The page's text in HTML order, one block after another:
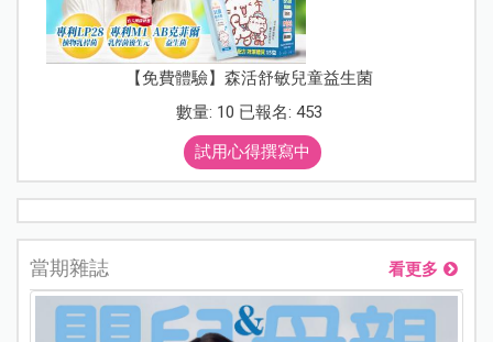
【免費體驗】森活舒敏兒童益生菌
數量: 10 已報名: 453
試用心得撰寫中
當期雜誌 看更多